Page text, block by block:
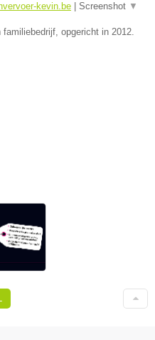
kevin.be Screenshot ▼
opgericht in 2012.